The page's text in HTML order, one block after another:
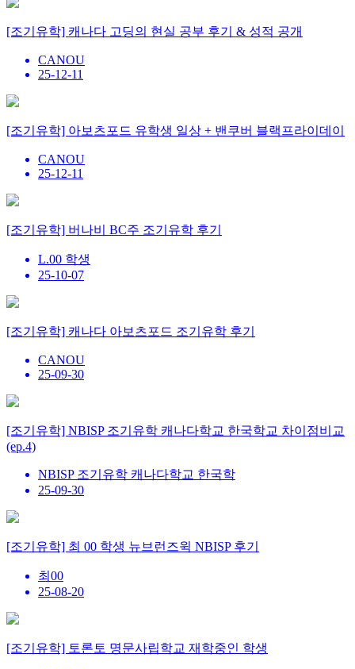
[조기유학] 캐나다 고딩의 현실 공부 후기 & 성적 공개
CANOU
25-12-11
[조기유학] 아보츠포드 유학생 일상 + 밴쿠버 블랙프라이데이
CANOU
25-12-11
[조기유학] 버나비 BC주 조기유학 후기
L.00 학생
25-10-07
[조기유학] 캐나다 아보츠포드 조기유학 후기
CANOU
25-09-30
[조기유학] NBISP 조기유학 캐나다학교 한국학교 차이점비교
(ep.4)
NBISP 조기유학 캐나다학교 한국학
25-09-30
[조기유학] 최 00 학생 뉴브런즈윅 NBISP 후기
최00
25-08-20
[조기유학] 토론토 명문사립학교 재학중인 학생